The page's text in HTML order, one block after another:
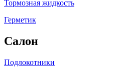
Тормозная жидкость
Герметик
Салон
Подлокотники